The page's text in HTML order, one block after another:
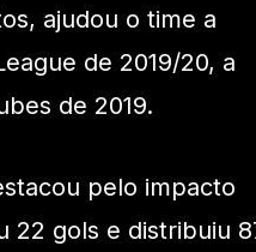
ajudou o time a
de 2019/20, a
de 2019.
pelo impacto
22 gols e distribuiu